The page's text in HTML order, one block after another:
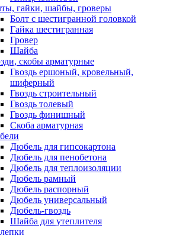
гайки, шайбы, гроверы
Болт c шестигранной головкой
Гайка шестигранная
Гровер
Шайба
скобы арматурные
Гвоздь ершоный, кровельный,
шиферный
Гвоздь строительный
Гвоздь толевый
Гвоздь финишный
Скоба арматурная
Дюбель для гипсокартона
Дюбель для пенобетона
Дюбель для теплоизоляции
Дюбель рамный
Дюбель распорный
Дюбель универсальный
Дюбель-гвоздь
Шайба для утеплителя